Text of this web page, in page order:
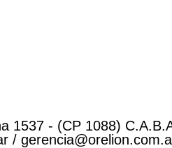
1537 - (CP 1088)
/